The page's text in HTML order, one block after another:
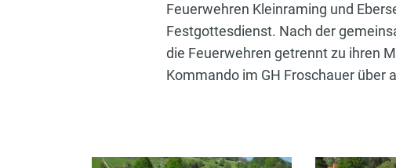
Feuerwehren Kleinraming und
Festgottesdienst. Nach der
die Feuerwehren getrennt zu ihren
Kommando im GH Froschauer über